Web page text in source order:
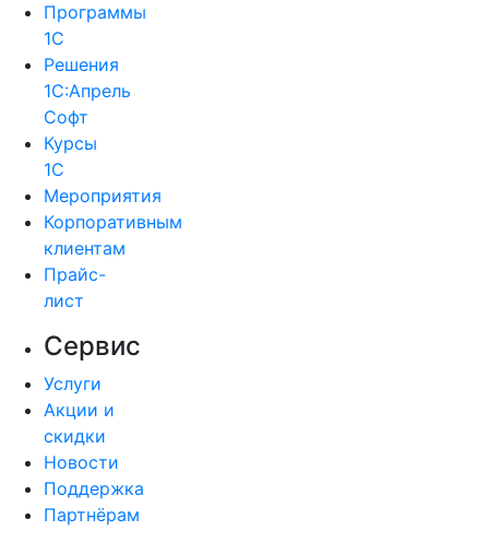
Программы
1С
Решения
1С:Апрель
Софт
Курсы
1С
Мероприятия
Корпоративным
клиентам
Прайс-
лист
Сервис
Услуги
Акции и
скидки
Новости
Поддержка
Партнёрам